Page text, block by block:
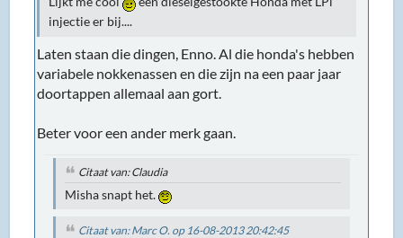
injectie er bij....
Laten staan die dingen, Enno. Al die honda's hebben
variabele nokkenassen en die zijn na een paar jaar
doortappen allemaal aan gort.
Beter voor een ander merk gaan.
Citaat van: Claudia
Misha snapt het.
Citaat van: Marc O. op 16-08-2013 20:42:45